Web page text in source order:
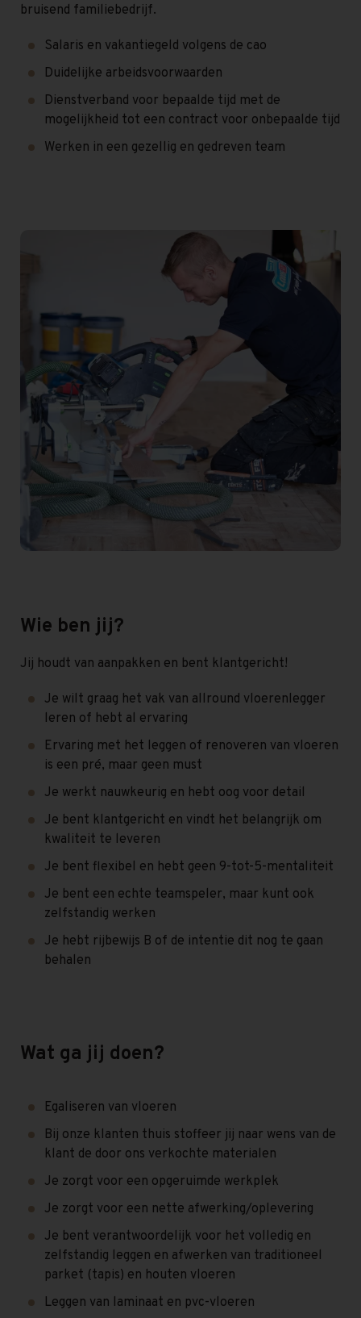
bruisend familiebedrijf.
Salaris en vakantiegeld volgens de cao
Duidelijke arbeidsvoorwaarden
Dienstverband voor bepaalde tijd met de
mogelijkheid tot een contract voor onbepaalde tijd
Werken in een gezellig en gedreven team
Wie ben jij?
Jij houdt van aanpakken en bent klantgericht!
Je wilt graag het vak van allround vloerenlegger
leren of hebt al ervaring
Ervaring met het leggen of renoveren van vloeren
is een pré, maar geen must
Je werkt nauwkeurig en hebt oog voor detail
Je bent klantgericht en vindt het belangrijk om
kwaliteit te leveren
Je bent flexibel en hebt geen 9-tot-5-mentaliteit
Je bent een echte teamspeler, maar kunt ook
zelfstandig werken
Je hebt rijbewijs B of de intentie dit nog te gaan
behalen
Wat ga jij doen?
Egaliseren van vloeren
Bij onze klanten thuis stoffeer jij naar wens van de
klant de door ons verkochte materialen
Je zorgt voor een opgeruimde werkplek
Je zorgt voor een nette afwerking/oplevering
Je bent verantwoordelijk voor het volledig en
zelfstandig leggen en afwerken van traditioneel
parket (tapis) en houten vloeren
Leggen van laminaat en pvc-vloeren